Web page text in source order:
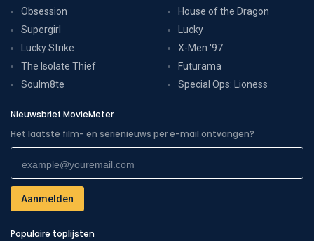
Obsession
Supergirl
Lucky Strike
The Isolate Thief
Soulm8te
House of the Dragon
Lucky
X-Men '97
Futurama
Special Ops: Lioness
Nieuwsbrief MovieMeter
Het laatste film- en serienieuws per e-mail ontvangen?
Populaire toplijsten